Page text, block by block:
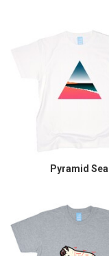
Pyramid Sea